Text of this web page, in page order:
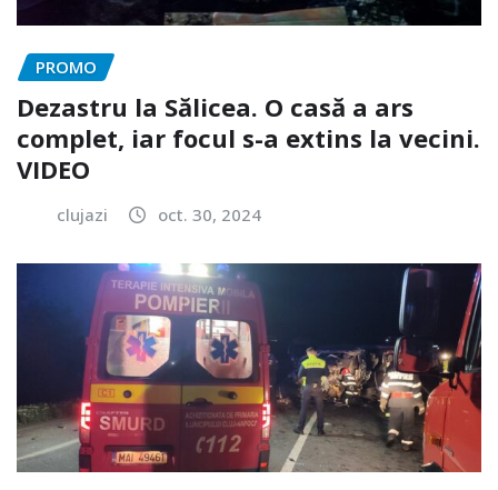
PROMO
Dezastru la Sălicea. O casă a ars
complet, iar focul s-a extins la vecini.
VIDEO
clujazi oct. 30, 2024